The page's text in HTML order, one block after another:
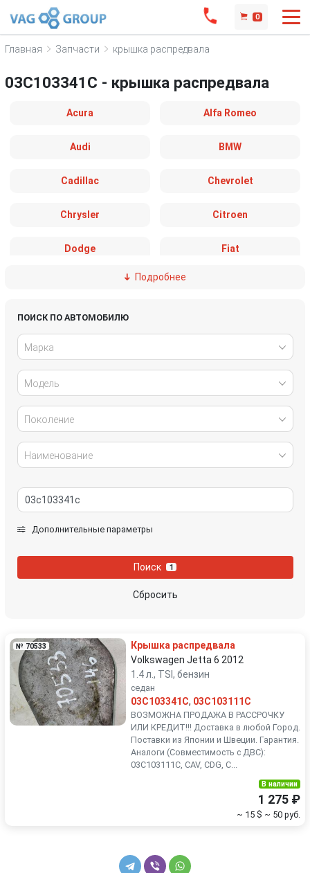
0
Главная Запчасти крышка распредвала
03C103341C - крышка распредвала
Acura Alfa Romeo
Audi BMW
Cadillac Chevrolet
Chrysler Citroen
Dodge Fiat
Honda
Kia
Land Rover
Mazda Mercedes-Benz
Nissan Opel
SEAT Skoda
Smart
Subaru Suzuki
Volkswagen
Подробнее
ПОИСК ПО АВТОМОБИЛЮ
Марка
Модель
Поколение
Наименование
Дополнительные параметры
Поиск 1
Сбросить
№ 70533
Крышка распредвала
Volkswagen Jetta 6 2012
1.4 л., TSI, бензин
седан
03C103341C, 03C103111C
ВОЗМОЖНА ПРОДАЖА В РАССРОЧКУ
ИЛИ КРЕДИТ!!! Доставка в любой Город.
Поставки из Японии и Швеции. Гарантия.
Аналоги (Совместимость с ДВС):
03C103111C, CAV, CDG, C...
В наличии
1 275 ₽
~ 15 $ ~ 50 руб.